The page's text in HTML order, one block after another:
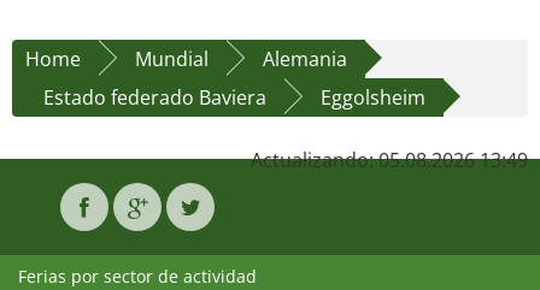
Home Mundial
Alemania
Estado federado Baviera
Eggolsheim
Actualizando: 05.08.2026 13:49
Ferias por sector de actividad